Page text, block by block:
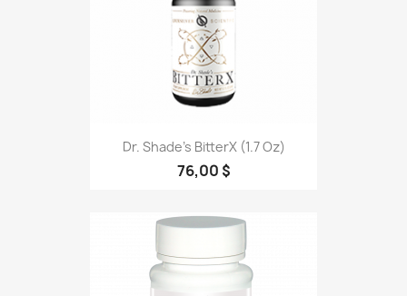
Dr. Shade’s BitterX (1.7 Oz)
76,00 $